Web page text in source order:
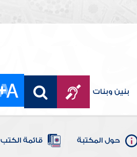
بنين وبنات
حول المكتبة قائمة الكتب